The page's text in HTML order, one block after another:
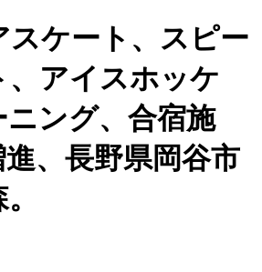
スケート、スピー
、アイスホッケ
ニング、合宿施
、長野県岡谷市